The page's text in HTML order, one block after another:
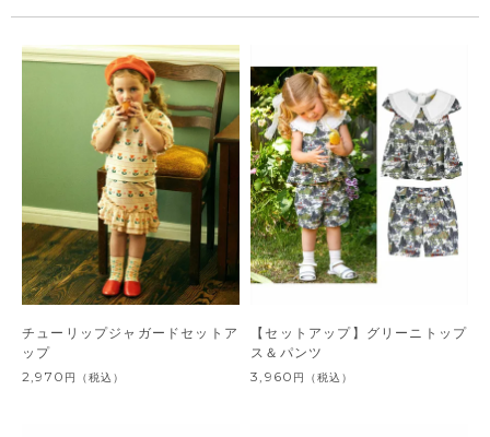
チューリップジャガードセットア
ップ
2,970 円 （税込）
【セットアップ】グリーニトップ
ス＆パンツ
3,960 円 （税込）